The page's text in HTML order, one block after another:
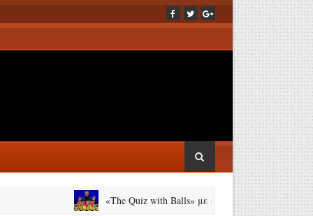
«The Quiz with Balls» με παρουσιαστή τον Γιάννη